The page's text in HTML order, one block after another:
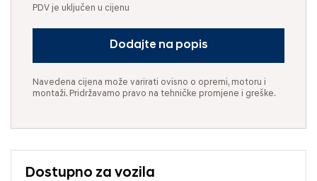
PDV je uključen u cijenu
Dodajte na popis
Navedena cijena može varirati ovisno o opremi, motoru i
montaži. Pridržavamo pravo na tehničke promjene i greške.
Dostupno za vozila